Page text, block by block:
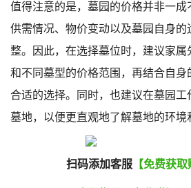
值得注意的是，墓园的价格并非一成
供需情况、物价变动以及墓园自身的
整。因此，在选择墓位时，建议家属
和不同墓型的价格范围，再结合自身
合适的选择。同时，也建议在墓园工
墓地，以便更直观地了解墓地的环境
扫码添加客服 【免费获取